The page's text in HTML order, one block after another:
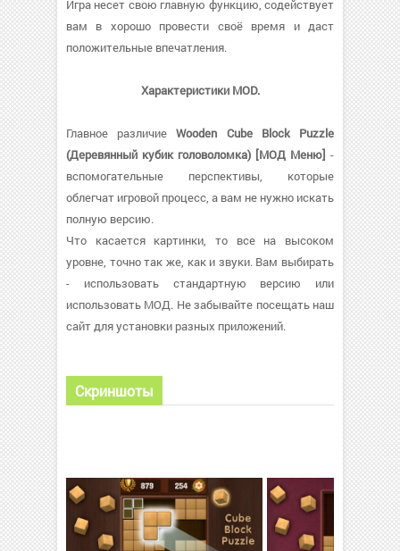
Игра несет свою главную функцию, содействует
вам в хорошо провести своё время и даст
положительные впечатления.
Характеристики MOD.
Главное различиеWooden Cube Block Puzzle
(Деревянный кубик головоломка) [МОД Меню] -
вспомогательные перспективы, которые
облегчат игровой процесс, а вам не нужно искать
полную версию.
Что касается картинки, то все на высоком
уровне, точно так же, как и звуки. Вам выбирать
- использовать стандартную версию или
использовать МОД. Не забывайте посещать наш
сайт для установки разных приложений.
Скриншоты